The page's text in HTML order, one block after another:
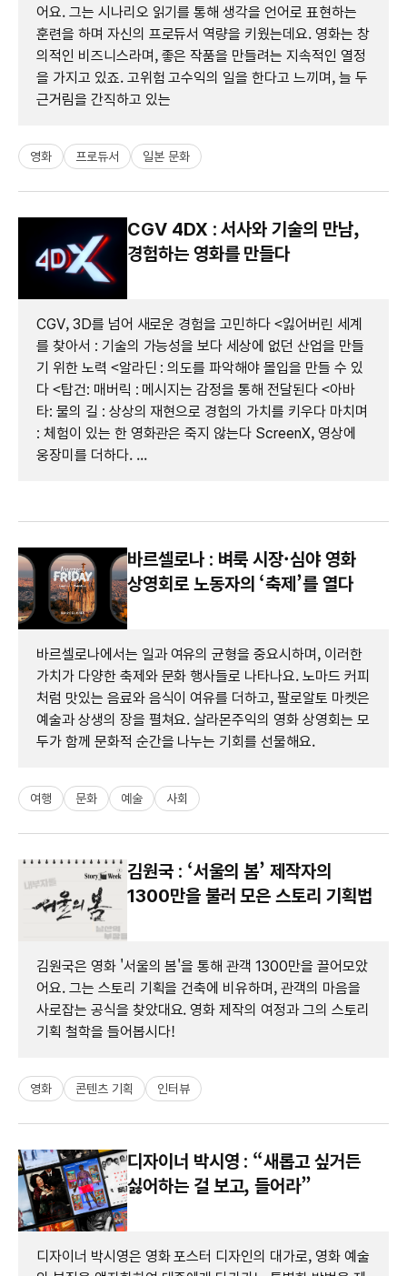
어요. 그는 시나리오 읽기를 통해 생각을 언어로 표현하는
훈련을 하며 자신의 프로듀서 역량을 키웠는데요. 영화는 창
의적인 비즈니스라며, 좋은 작품을 만들려는 지속적인 열정
을 가지고 있죠. 고위험 고수익의 일을 한다고 느끼며, 늘 두
근거림을 간직하고 있는
영화 프로듀서 일본 문화
CGV 4DX : 서사와 기술의 만남,
경험하는 영화를 만들다
CGV, 3D를 넘어 새로운 경험을 고민하다 <잃어버린 세계
를 찾아서 : 기술의 가능성을 보다 세상에 없던 산업을 만들
기 위한 노력 <알라딘 : 의도를 파악해야 몰입을 만들 수 있
다 <탑건: 매버릭 : 메시지는 감정을 통해 전달된다 <아바
타: 물의 길 : 상상의 재현으로 경험의 가치를 키우다 마치며
: 체험이 있는 한 영화관은 죽지 않는다 ScreenX, 영상에
웅장미를 더하다. ...
바르셀로나 : 벼룩 시장·심야 영화
상영회로 노동자의 ‘축제’를 열다
바르셀로나에서는 일과 여유의 균형을 중요시하며, 이러한
가치가 다양한 축제와 문화 행사들로 나타나요. 노마드 커피
처럼 맛있는 음료와 음식이 여유를 더하고, 팔로알토 마켓은
예술과 상생의 장을 펼쳐요. 살라몬주익의 영화 상영회는 모
두가 함께 문화적 순간을 나누는 기회를 선물해요.
여행 문화 예술 사회
김원국 : ‘서울의 봄’ 제작자의
1300만을 불러 모은 스토리 기획법
김원국은 영화 '서울의 봄'을 통해 관객 1300만을 끌어모았
어요. 그는 스토리 기획을 건축에 비유하며, 관객의 마음을
사로잡는 공식을 찾았대요. 영화 제작의 여정과 그의 스토리
기획 철학을 들어봅시다!
영화 콘텐츠 기획 인터뷰
디자이너 박시영 : “새롭고 싶거든
싫어하는 걸 보고, 들어라”
디자이너 박시영은 영화 포스터 디자인의 대가로, 영화 예술